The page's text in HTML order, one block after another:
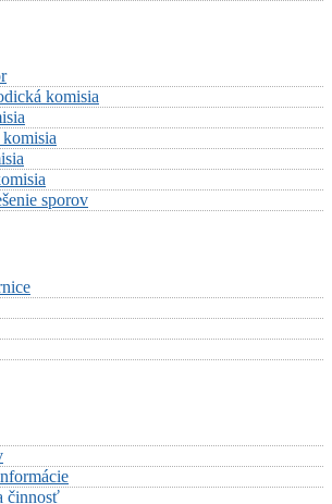
komisia
sporov
činnosť